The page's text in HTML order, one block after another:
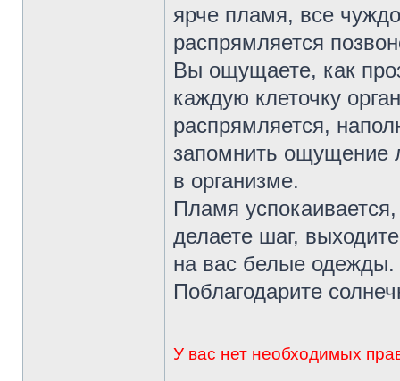
ярче пламя, все
распрямляется
Вы ощущаете, как
каждую клеточку
распрямляется,
запомнить ощущение
в организме.
Пламя
делаете шаг,
на вас белые одежды.
Поблагодарите
У вас нет необходимых